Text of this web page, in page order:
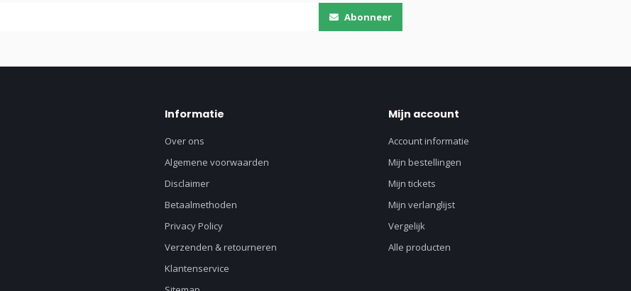
Abonneer
Informatie
Over ons
Algemene voorwaarden
Disclaimer
Betaalmethoden
Privacy Policy
Verzenden & retourneren
Klantenservice
Mijn account
Account informatie
Mijn bestellingen
Mijn tickets
Mijn verlanglijst
Vergelijk
Alle producten